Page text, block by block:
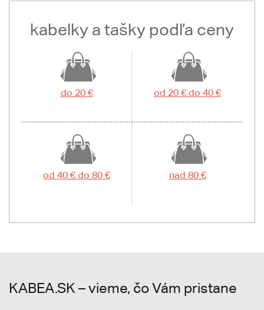
kabelky a tašky podľa ceny
do 20 € od 20 € do 40 €
od 40 € do 80 € nad 80 €
KABEA.SK – vieme, čo Vám pristane